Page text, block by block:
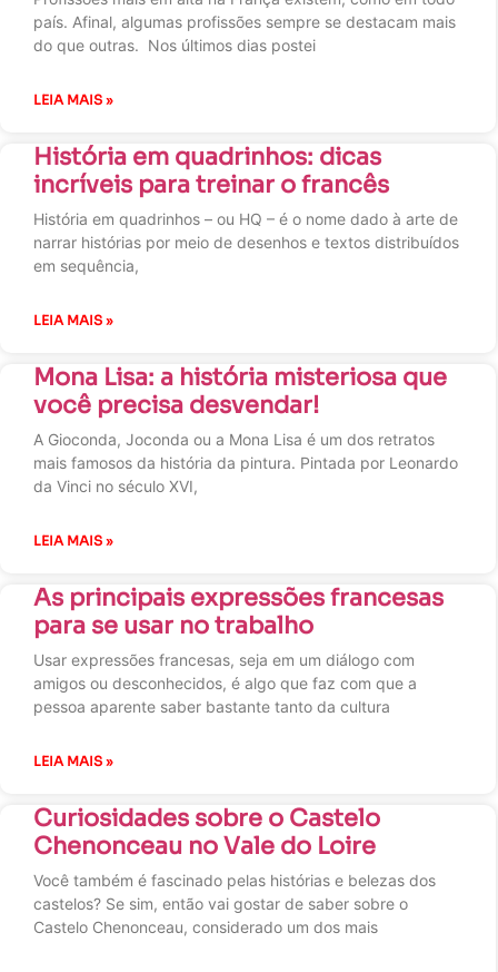
país. Afinal, algumas profissões sempre se destacam mais
do que outras. Nos últimos dias postei
LEIA MAIS »
História em quadrinhos: dicas
incríveis para treinar o francês
História em quadrinhos – ou HQ – é o nome dado à arte de
narrar histórias por meio de desenhos e textos distribuídos
em sequência,
LEIA MAIS »
Mona Lisa: a história misteriosa que
você precisa desvendar!
A Gioconda, Joconda ou a Mona Lisa é um dos retratos
mais famosos da história da pintura. Pintada por Leonardo
da Vinci no século XVI,
LEIA MAIS »
As principais expressões francesas
para se usar no trabalho
Usar expressões francesas, seja em um diálogo com
amigos ou desconhecidos, é algo que faz com que a
pessoa aparente saber bastante tanto da cultura
LEIA MAIS »
Curiosidades sobre o Castelo
Chenonceau no Vale do Loire
Você também é fascinado pelas histórias e belezas dos
castelos? Se sim, então vai gostar de saber sobre o
Castelo Chenonceau, considerado um dos mais